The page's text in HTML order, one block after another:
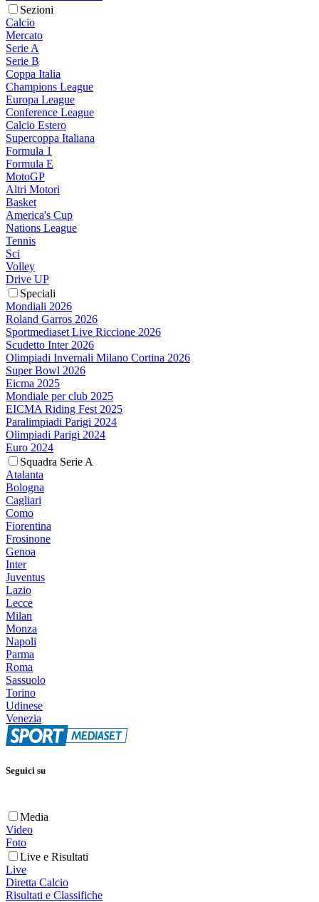
Sezioni
Calcio
Mercato
Serie A
Serie B
Coppa Italia
Champions League
Europa League
Conference League
Calcio Estero
Supercoppa Italiana
Formula 1
Formula E
MotoGP
Altri Motori
Basket
America's Cup
Nations League
Tennis
Sci
Volley
Drive UP
Speciali
Mondiali 2026
Roland Garros 2026
Sportmediaset Live Riccione 2026
Scudetto Inter 2026
Olimpiadi Invernali Milano Cortina 2026
Super Bowl 2026
Eicma 2025
Mondiale per club 2025
EICMA Riding Fest 2025
Paralimpiadi Parigi 2024
Olimpiadi Parigi 2024
Euro 2024
Squadra Serie A
Atalanta
Bologna
Cagliari
Como
Fiorentina
Frosinone
Genoa
Inter
Juventus
Lazio
Lecce
Milan
Monza
Napoli
Parma
Roma
Sassuolo
Torino
Udinese
Venezia
Seguici su
Media
Video
Foto
Live e Risultati
Live
Diretta Calcio
Risultati e Classifiche